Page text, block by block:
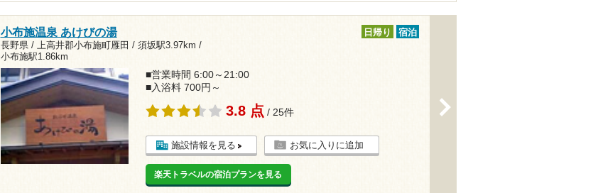
小布施温泉 あけびの湯
長野県 / 上高井郡小布施町雁田 / 須坂駅3.97km /
小布施駅1.86km
日帰り 宿泊
■営業時間 6:00～21:00
■入浴料 700円～
3.8 点 / 25件
施設情報を見る お気に入りに追加
楽天トラベルの宿泊プランを見る